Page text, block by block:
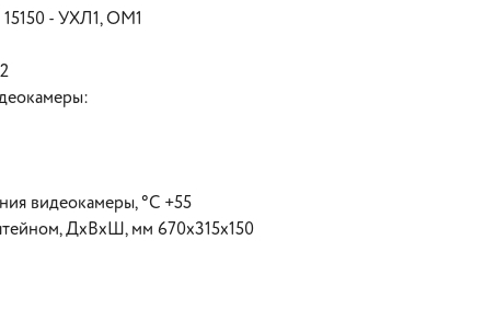
- УХЛ1, ОМ1
видеокамеры, °С +55
ДхВхШ, мм 670х315х150